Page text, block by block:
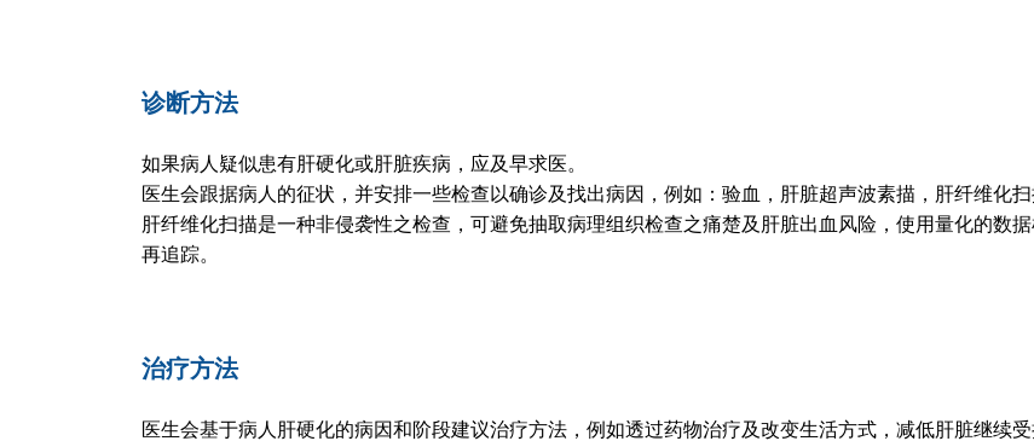
诊断方法
如果病人疑似患有肝硬化或肝脏疾病，应及早求医。
医生会跟据病人的征状，并安排一些检查以确诊及找出病因，例如：验血，肝脏超声波素描，肝纤维化扫
肝纤维化扫描是一种非侵袭性之检查，可避免抽取病理组织检查之痛楚及肝脏出血风险，使用量化的数
再追踪。
治疗方法
医生会基于病人肝硬化的病因和阶段建议治疗方法，例如透过药物治疗及改变生活方式，减低肝脏继续